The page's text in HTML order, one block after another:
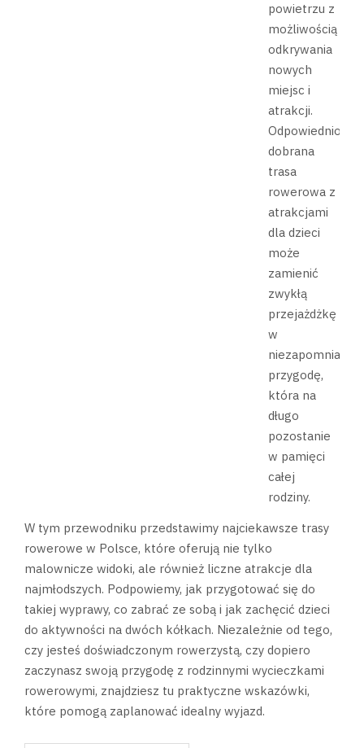
powietrzu z
możliwością
odkrywania
nowych
miejsc i
atrakcji.
Odpowiednio
dobrana
trasa
rowerowa z
atrakcjami
dla dzieci
może
zamienić
zwykłą
przejażdżkę
w
niezapomnianą
przygodę,
która na
długo
pozostanie
w pamięci
całej
rodziny.
W tym przewodniku przedstawimy najciekawsze trasy
rowerowe w Polsce, które oferują nie tylko
malownicze widoki, ale również liczne atrakcje dla
najmłodszych. Podpowiemy, jak przygotować się do
takiej wyprawy, co zabrać ze sobą i jak zachęcić dzieci
do aktywności na dwóch kółkach. Niezależnie od tego,
czy jesteś doświadczonym rowerzystą, czy dopiero
zaczynasz swoją przygodę z rodzinnymi wycieczkami
rowerowymi, znajdziesz tu praktyczne wskazówki,
które pomogą zaplanować idealny wyjazd.